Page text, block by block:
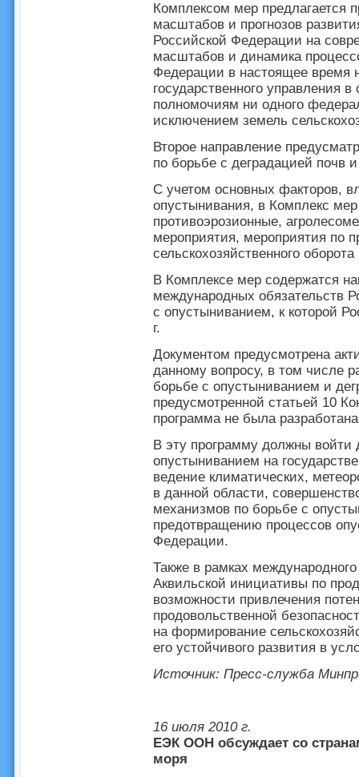
Комплексом мер предлагается
масштабов и прогнозов
Российской Федерации на
масштабов и динамика
Федерации в настоящее время
государственного управления
полномочиям ни одного
исключением земель
Второе направление
по борьбе с деградацией почв
С учетом основных факторов,
опустынивания, в Комплекс
противоэрозионные,
мероприятия, мероприятия по
сельскохозяйственного
В Комплексе мер содержатся
международных обязательств
с опустыниванием, к которой
г.
Документом предусмотрена
данному вопросу, в том числе
борьбе с опустыниванием и
предусмотренной статьей 10
программа не была
В эту программу должны войти
опустыниванием на
ведение климатических,
в данной области,
механизмов по борьбе с
предотвращению процессов
Федерации.
Также в рамках
Аквильской инициативы по
возможности привлечения
продовольственной
на формирование
его устойчивого развития в
Источник: Пресс-служба
16 июля 2010 г.
ЕЭК ООН обсуждает со
моря